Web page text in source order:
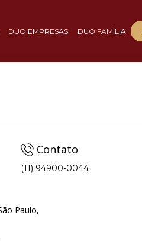
DUO EMPRESAS DUO FAMÍLIA
Contato
(11) 94900-0044
Paulo,